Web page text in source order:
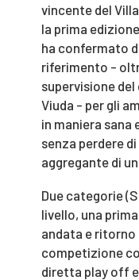
vincente del
la prima
ha confermato
riferimento -
supervisione
Viuda - per gli
in maniera sana
senza perdere
aggregante di
Due categorie
livello, una
andata e ritorno
competizione
diretta play off